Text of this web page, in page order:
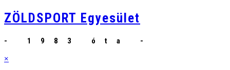
ZÖLDSPORT Egyesület
- 1983 óta -
×